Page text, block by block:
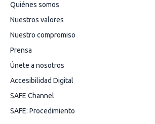
Quiénes somos
Nuestros valores
Nuestro compromiso
Prensa
Únete a nosotros
Accesibilidad Digital
SAFE Channel
SAFE: Procedimiento